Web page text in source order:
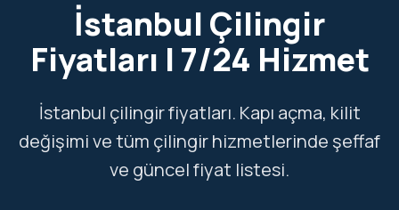
İstanbul Çilingir
Fiyatları | 7/24 Hizmet
İstanbul çilingir fiyatları. Kapı açma, kilit
değişimi ve tüm çilingir hizmetlerinde şeffaf
ve güncel fiyat listesi.